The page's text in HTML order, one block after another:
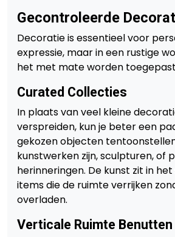
Gecontroleerde
Decoratie is essentieel voor
expressie, maar in een rustige
het met mate worden
Curated Collecties
In plaats van veel kleine
verspreiden, kun je beter een
gekozen objecten
kunstwerken zijn, sculpturen, of
herinneringen. De kunst zit in
items die de ruimte verrijken
overladen.
Verticale Ruimte Benutten